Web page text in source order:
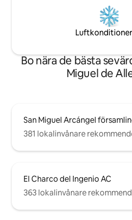
Bo nära de bästa
Miguel de
San Miguel Arcángel
381 lokalinvånare
El Charco del Ingenio AC
363 lokalinvånare